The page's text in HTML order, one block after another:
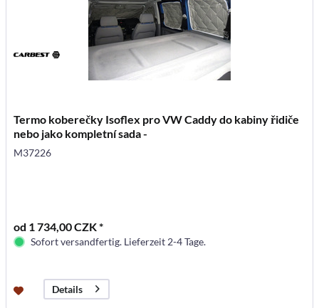
Termo koberečky Isoflex pro VW Caddy do kabiny řidiče
nebo jako kompletní sada -
M37226
od 1 734,00 CZK *
Sofort versandfertig. Lieferzeit 2-4 Tage.
Details